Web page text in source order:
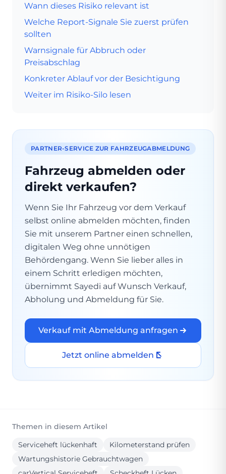
Wann dieses Risiko relevant ist
Welche Report-Signale Sie zuerst prüfen
sollten
Warnsignale für Abbruch oder
Preisabschlag
Konkreter Ablauf vor der Besichtigung
Weiter im Risiko-Silo lesen
PARTNER-SERVICE ZUR FAHRZEUGABMELDUNG
Fahrzeug abmelden oder
direkt verkaufen?
Wenn Sie Ihr Fahrzeug vor dem Verkauf
selbst online abmelden möchten, finden
Sie mit unserem Partner einen schnellen,
digitalen Weg ohne unnötigen
Behördengang. Wenn Sie lieber alles in
einem Schritt erledigen möchten,
übernimmt Sayedi auf Wunsch Verkauf,
Abholung und Abmeldung für Sie.
Verkauf mit Abmeldung anfragen
Jetzt online abmelden
Themen in diesem Artikel
Serviceheft lückenhaft
Kilometerstand prüfen
Wartungshistorie Gebrauchtwagen